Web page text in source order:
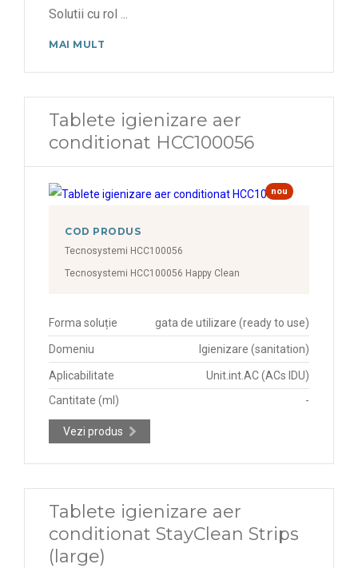
Solutii cu rol
MAI MULT
Tablete igienizare aer
conditionat HCC100056
nou
COD PRODUS
Tecnosystemi HCC100056
Tecnosystemi HCC100056 Happy Clean
Forma soluție gata de utilizare (ready to use)
Domeniu Igienizare (sanitation)
Aplicabilitate
Unit.int.AC (ACs IDU)
Cantitate (ml)
-
Vezi produs
Tablete igienizare aer
conditionat StayClean Strips
(large)